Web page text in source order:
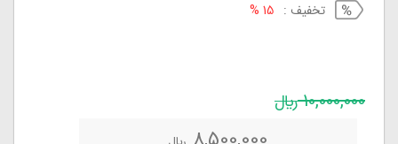
تخفيف : 15 %
10,000,000 ريال